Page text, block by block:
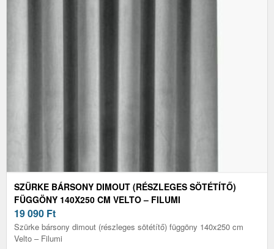
SZÜRKE BÁRSONY DIMOUT (RÉSZLEGES SÖTÉTÍTŐ)
FÜGGÖNY 140X250 CM VELTO – FILUMI
19 090 Ft
Szürke bársony dimout (részleges sötétítő) függöny 140x250 cm
Velto – Filumi